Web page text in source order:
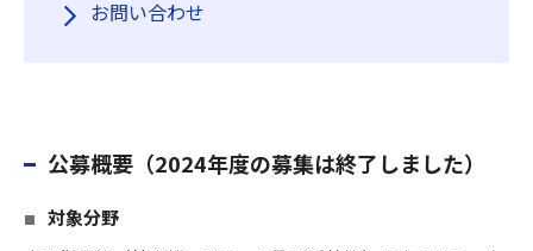
お問い合わせ
公募概要（2024年度の募集は終了しました）
対象分野